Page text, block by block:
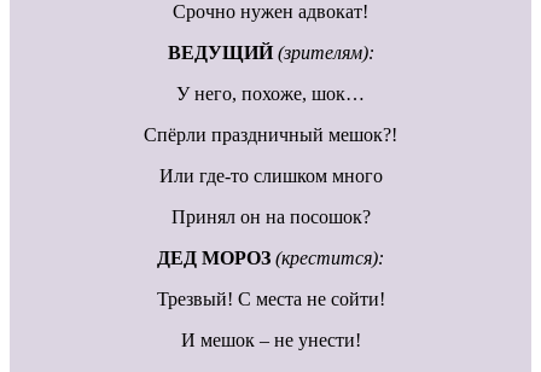
Срочно нужен адвокат!
ВЕДУЩИЙ(зрителям):
У него, похоже, шок…
Спёрли праздничный мешок?!
Или где-то слишком много
Принял он на посошок?
ДЕД МОРОЗ (крестится):
Трезвый! С места не сойти!
И мешок – не унести!